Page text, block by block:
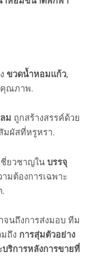
ขวดน้ำหอมแก้ว,
คุณภาพ.
ม ถูกสร้างสรรค์ด้วย
มผัสที่หรูหรา.
ชี่ยวชาญใน บรรจุ
มต้องการเฉพาะ
นถึงการส่งมอบ ทีม
ถึง การสุ่มตัวอย่าง
ริการหลังการขายที่